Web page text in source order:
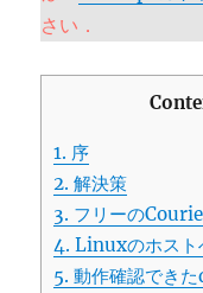
さい．
1. 序
2. 解決策
3. フリーの
4. Linuxのホスト
5. 動作確認でき